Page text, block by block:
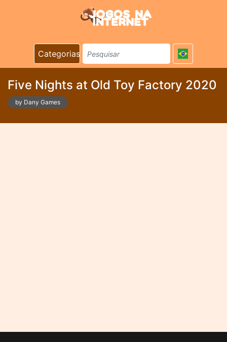
Categorias
Five Nights at Old Toy Factory 2020
by Dany Games